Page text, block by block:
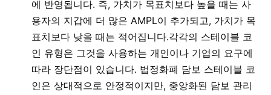
에 반영됩니다. 즉, 가치가 목표치보다 높을 때는 사
용자의 지갑에 더 많은 AMPL이 추가되고, 가치가 목
표치보다 낮을 때는 적어집니다.각각의 스테이블 코
인 유형은 그것을 사용하는 개인이나 기업의 요구에
따라 장단점이 있습니다. 법정화폐 담보 스테이블 코
인은 상대적으로 안정적이지만, 중앙화된 담보 관리